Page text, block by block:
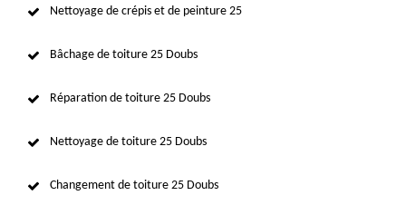
Nettoyage de crépis et de peinture 25
Bâchage de toiture 25 Doubs
Réparation de toiture 25 Doubs
Nettoyage de toiture 25 Doubs
Changement de toiture 25 Doubs